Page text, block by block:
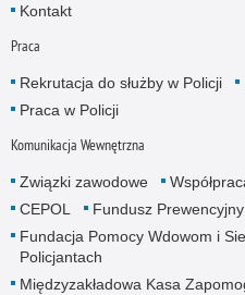
Kontakt
Praca
Rekrutacja do służby w Policji
Praca w Policji
Komunikacja Wewnętrzna
Związki zawodowe
CEPOL
Fundusz
Fundacja Pomocy Wdowom i
Policjantach
Międzyzakładowa Kasa